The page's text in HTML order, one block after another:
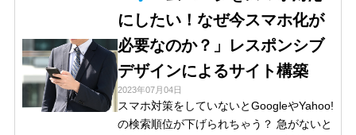
にしたい！なぜ今スマホ化が
必要なのか？」レスポンシブ
デザインによるサイト構築
2023年07月04日
スマホ対策をしていないとGoogleやYahoo!
の検索順位が下げられちゃう？ 急がないと